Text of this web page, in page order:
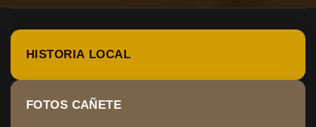
HISTORIA LOCAL
FOTOS CAÑETE